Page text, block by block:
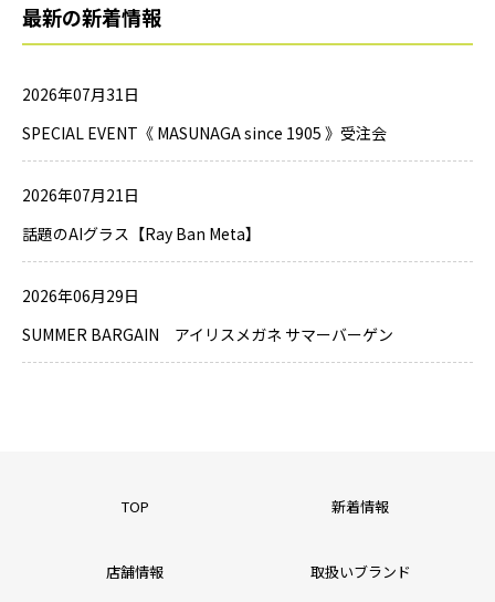
最新の新着情報
2026年07月31日
SPECIAL EVENT《 MASUNAGA since 1905 》受注会
2026年07月21日
話題のAIグラス【Ray Ban Meta】
2026年06月29日
SUMMER BARGAIN アイリスメガネ サマーバーゲン
TOP 新着情報
店舗情報 取扱いブランド